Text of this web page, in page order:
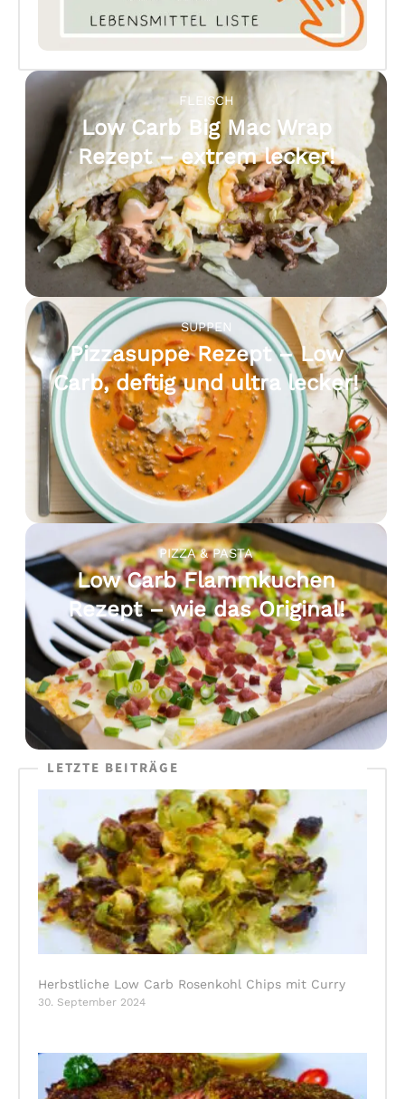
FLEISCH
Low Carb Big Mac Wrap
Rezept – extrem lecker!
SUPPEN
Pizzasuppe Rezept – Low
Carb, deftig und ultra lecker!
PIZZA & PASTA
Low Carb Flammkuchen
Rezept – wie das Original!
LETZTE BEITRÄGE
Herbstliche Low Carb Rosenkohl Chips mit Curry
30. September 2024